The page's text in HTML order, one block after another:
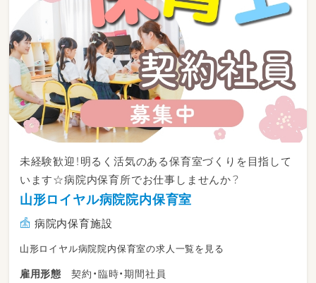
未経験歓迎！明るく活気のある保育室づくりを目指して
います☆病院内保育所でお仕事しませんか？
山形ロイヤル病院院内保育室
病院内保育施設
山形ロイヤル病院院内保育室の求人一覧を見る
雇用形態
契約・臨時・期間社員